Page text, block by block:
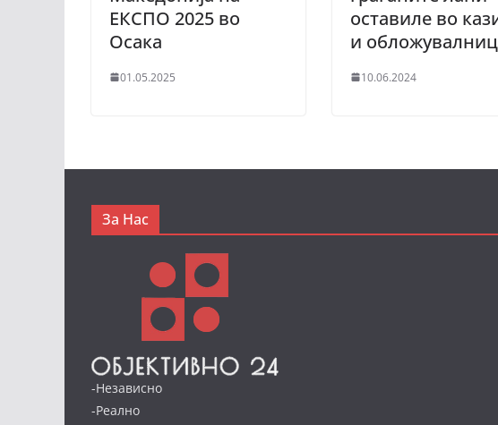
ЕКСПО 2025 во
Осака
01.05.2025
оставиле во
и
10.06.2024
За Нас
-Независно
-Реално